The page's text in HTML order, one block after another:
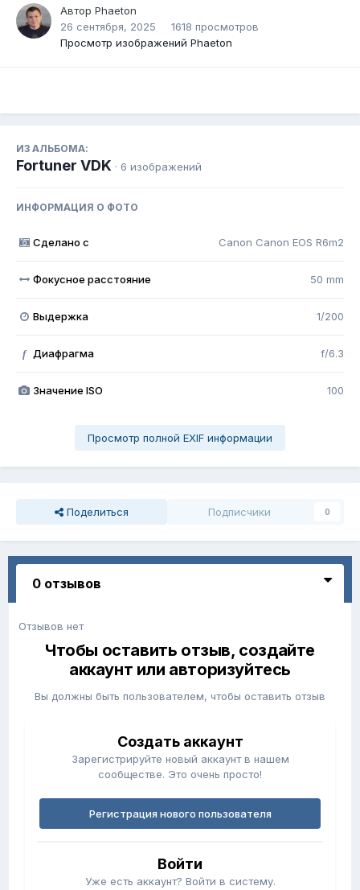
Автор Phaeton
26 сентября, 2025
1618 просмотров
Просмотр изображений Phaeton
ИЗ АЛЬБОМА:
Fortuner VDK · 6 изображений
ИНФОРМАЦИЯ О ФОТО
Сделано с Canon Canon EOS R6m2
Фокусное расстояние 50 mm
Выдержка 1/200
f Диафрагма f/6.3
Значение ISO 100
Просмотр полной EXIF информации
Поделиться Подписчики 0
0 отзывов
Отзывов нет
Чтобы оставить отзыв, создайте
аккаунт или авторизуйтесь
Вы должны быть пользователем, чтобы оставить отзыв
Создать аккаунт
Зарегистрируйте новый аккаунт в нашем
сообществе. Это очень просто!
Регистрация нового пользователя
Войти
Уже есть аккаунт? Войти в систему.